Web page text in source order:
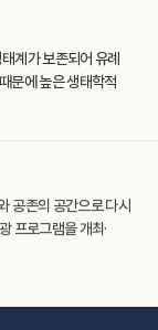
계가 보존되어 유례
문에 높은 생태학적
공존의 공간으로 다시
프로그램을 개최·